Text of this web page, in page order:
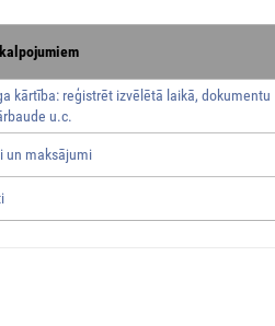
kārtība: reģistrēt izvēlētā laikā, dokumentu
u.c.
un maksājumi